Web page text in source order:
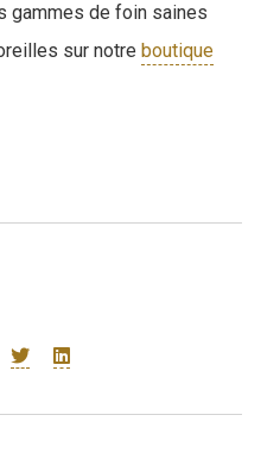
gammes de foin saines
sur notre boutique